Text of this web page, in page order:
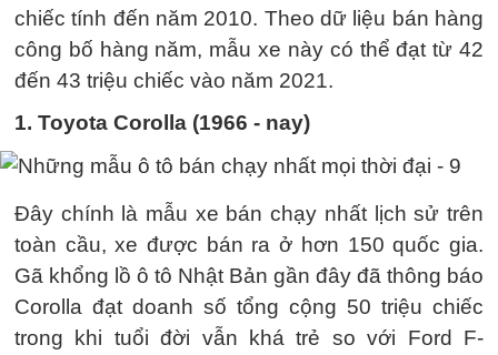
chiếc tính đến năm 2010. Theo dữ liệu bán hàng
công bố hàng năm, mẫu xe này có thể đạt từ 42
đến 43 triệu chiếc vào năm 2021.
1. Toyota Corolla (1966 - nay)
Đây chính là mẫu xe bán chạy nhất lịch sử trên
toàn cầu, xe được bán ra ở hơn 150 quốc gia.
Gã khổng lồ ô tô Nhật Bản gần đây đã thông báo
Corolla đạt doanh số tổng cộng 50 triệu chiếc
trong khi tuổi đời vẫn khá trẻ so với Ford F-